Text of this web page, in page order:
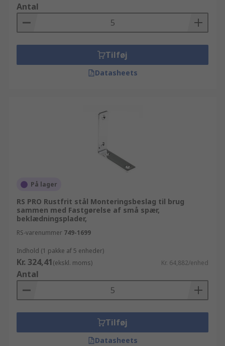
Antal
Tilføj
Datasheets
På lager
RS PRO Rustfrit stål Monteringsbeslag til brug
sammen med Fastgørelse af små spær,
beklædningsplader,
RS-varenummer 749-1699
Indhold (1 pakke af 5 enheder)
Kr. 324,41(ekskl. moms) Kr. 64,882/enhed
Antal
Tilføj
Datasheets